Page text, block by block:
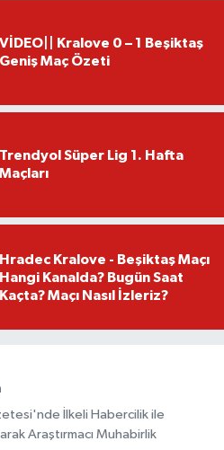
VİDEO|| Kralove 0 – 1 Beşiktaş
Geniş Maç Özeti
Trendyol Süper Lig 1. Hafta
Maçları
Hradec Kralove - Beşiktaş Maçı
Hangi Kanalda? Bugün Saat
Kaçta? Maçı Nasıl İzleriz?
İlkeli Habercilik ile
Araştırmacı Muhabirlik